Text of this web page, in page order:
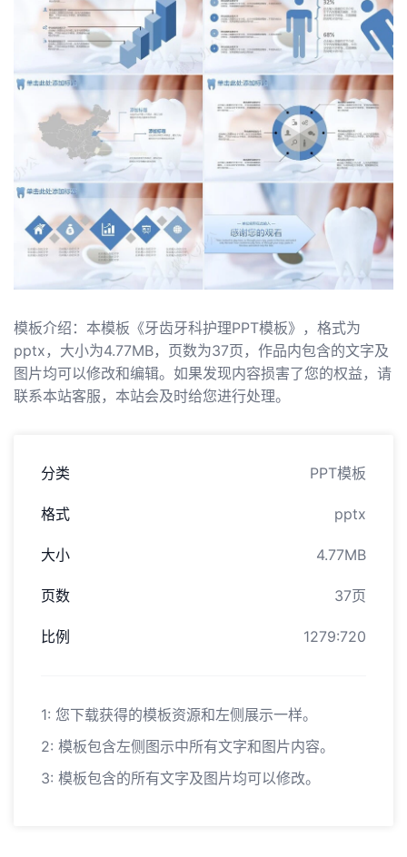
模板介绍：本模板《牙齿牙科护理PPT模板》，格式为
pptx，大小为4.77MB，页数为37页，作品内包含的文字及
图片均可以修改和编辑。如果发现内容损害了您的权益，请
联系本站客服，本站会及时给您进行处理。
分类 PPT模板
格式 pptx
大小 4.77MB
页数 37页
比例 1279:720
1: 您下载获得的模板资源和左侧展示一样。
2: 模板包含左侧图示中所有文字和图片内容。
3: 模板包含的所有文字及图片均可以修改。